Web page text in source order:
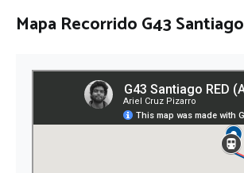
Mapa Recorrido G43 Santiago